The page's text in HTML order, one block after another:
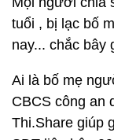
Mọi người chia